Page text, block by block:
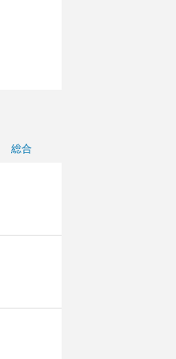
総合